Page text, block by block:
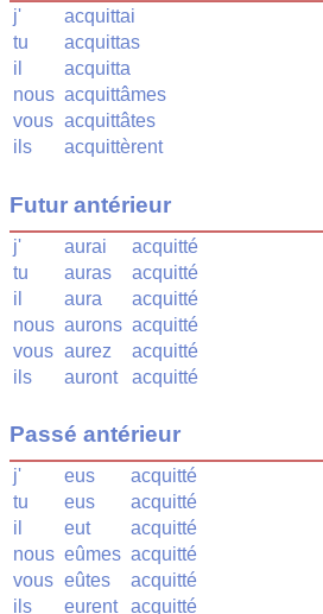
j'
acquittai
tu
acquittas
il
acquitta
nous acquittâmes
vous acquittâtes
ils
acquittèrent
Futur antérieur
j' aurai
acquitté
tu
auras
acquitté
il
aura
acquitté
nous aurons acquitté
vous aurez
acquitté
ils
auront acquitté
Passé antérieur
j' eus
acquitté
tu
eus
acquitté
il
eut
acquitté
nous eûmes acquitté
vous eûtes
acquitté
ils
eurent acquitté